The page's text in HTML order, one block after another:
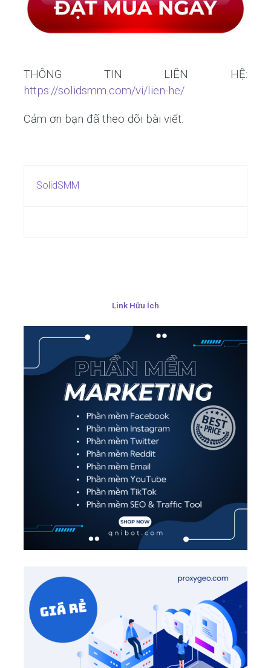
THÔNG TIN LIÊN HỆ:
https://solidsmm.com/vi/lien-he/
Cảm ơn bạn đã theo dõi bài viết.
SolidSMM
Link Hữu Ích